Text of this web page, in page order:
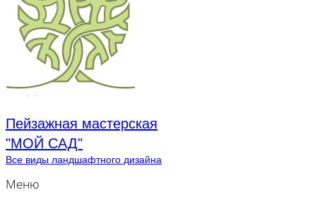
Пейзажная мастерская
"МОЙ САД"
Все виды ландшафтного дизайна
Меню